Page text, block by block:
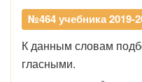
№464 учебника 2019-
К данным словам
гласными.